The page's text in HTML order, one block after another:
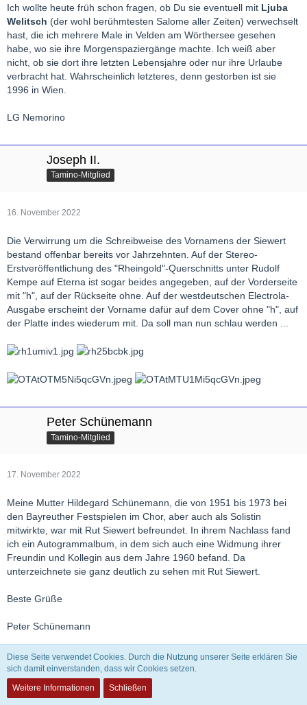
Ich wollte heute früh schon fragen, ob Du sie eventuell mit Ljuba
Welitsch (der wohl berühmtesten Salome aller Zeiten) verwechselt
hast, die ich mehrere Male in Velden am Wörthersee gesehen
habe, wo sie ihre Morgenspaziergänge machte. Ich weiß aber
nicht, ob sie dort ihre letzten Lebensjahre oder nur ihre Urlaube
verbracht hat. Wahrscheinlich letzteres, denn gestorben ist sie
1996 in Wien.
LG Nemorino
Joseph II.
Tamino-Mitglied
16. November 2022
Die Verwirrung um die Schreibweise des Vornamens der Siewert
bestand offenbar bereits vor Jahrzehnten. Auf der Stereo-
Erstveröffentlichung des "Rheingold"-Querschnitts unter Rudolf
Kempe auf Eterna ist sogar beides angegeben, auf der Vorderseite
mit "h", auf der Rückseite ohne. Auf der westdeutschen Electrola-
Ausgabe erscheint der Vorname dafür auf dem Cover ohne "h", auf
der Platte indes wiederum mit. Da soll man nun schlau werden ...
Peter Schünemann
Tamino-Mitglied
17. November 2022
Meine Mutter Hildegard Schünemann, die von 1951 bis 1973 bei
den Bayreuther Festspielen im Chor, aber auch als Solistin
mitwirkte, war mit Rut Siewert befreundet. In ihrem Nachlass fand
ich ein Autogrammalbum, in dem sich auch eine Widmung ihrer
Freundin und Kollegin aus dem Jahre 1960 befand. Da
unterzeichnete sie ganz deutlich zu sehen mit Rut Siewert.
Beste Grüße
Peter Schünemann
Rheingold1876
Tamino-Mitglied
Diese Seite verwendet Cookies. Durch die Nutzung unserer Seite erklären Sie
sich damit einverstanden, dass wir Cookies setzen.
Weitere Informationen
Schließen